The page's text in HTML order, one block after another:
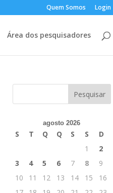
Quem Somos Login
Área dos pesquisadores
agosto 2026
S T Q Q S S
D
1
2
3
4 5 6 7 8
9
10
11 12 13 14 15
16